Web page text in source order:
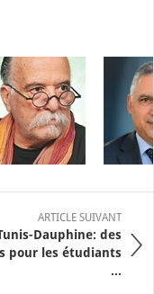
ARTICLE SUIVANT
Dauphine: des
pour les étudiants
...